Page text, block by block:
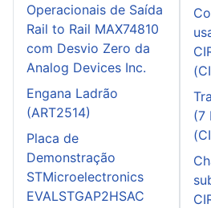
Operacionais de Saída
Rail to Rail MAX74810
com Desvio Zero da
Analog Devices Inc.
Engana Ladrão
(ART2514)
Placa de
Demonstração
STMicroelectronics
EVALSTGAP2HSAC
(7